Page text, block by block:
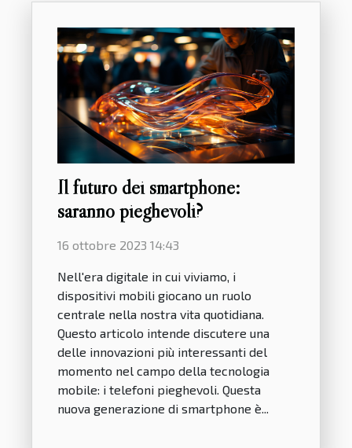
Il futuro dei smartphone:
saranno pieghevoli?
16 ottobre 2023 14:43
Nell'era digitale in cui viviamo, i
dispositivi mobili giocano un ruolo
centrale nella nostra vita quotidiana.
Questo articolo intende discutere una
delle innovazioni più interessanti del
momento nel campo della tecnologia
mobile: i telefoni pieghevoli. Questa
nuova generazione di smartphone è...